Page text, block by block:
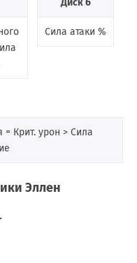
Диск 6
Сила атаки %
Крит. урон > Сила
Эллен